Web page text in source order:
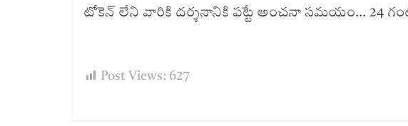
టోకెన్ లేని వారికి దర్శనానికి పట్టే అంచనా సమయం… 24
Post Views: 627